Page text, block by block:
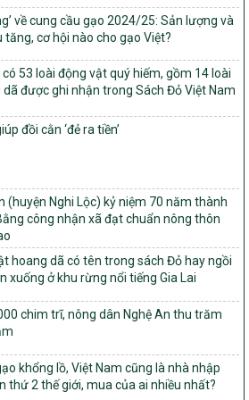
chí, định mức phân bổ ngân sách trung
ngân sách của địa phương thực hiện
gia xây dựng nông thôn mới, giảm
kinh tế – xã hội vùng đồng bào dân
đoạn 2026 – 2030
xã thuộc nhóm 1, nhóm 2, nhóm 3
mới giai đoạn 2026-2030 trên địa bàn
Dự án liên kết theo chuỗi giá trị thuộc
tiêu quốc gia Giảm nghèo bền vững
kéo dài sang năm 2026
hoạch triển khai thực hiện Chương trình
nông thôn mới, giảm nghèo bền
– xã hội vùng đồng bào dân tộc thiểu
2026-2035, giai đoạn I: Từ năm 2026
số nội dung tiêu chí, điều kiện thuộc Bộ
về cung cầu gạo 2024/25: Sản lượng và
tăng, cơ hội nào cho gạo Việt?
có 53 loài động vật quý hiếm, gồm 14 loài
được ghi nhận trong Sách Đỏ Việt Nam
đồi cằn ‘đẻ ra tiền’
(huyện Nghi Lộc) kỷ niệm 70 năm thành
công nhận xã đạt chuẩn nông thôn
hoang dã có tên trong sách Đỏ hay ngồi
xuống ở khu rừng nổi tiếng Gia Lai
chim trĩ, nông dân Nghệ An thu trăm
khổng lồ, Việt Nam cũng là nhà nhập
thứ 2 thế giới, mua của ai nhiều nhất?